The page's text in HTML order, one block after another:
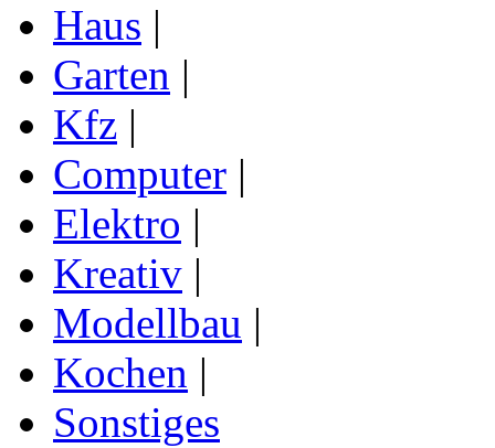
Haus |
Garten |
Kfz |
Computer |
Elektro |
Kreativ |
Modellbau |
Kochen |
Sonstiges